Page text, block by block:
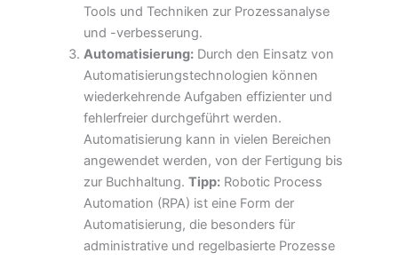
Tools und Techniken zur Prozessanalyse
und -verbesserung.
Automatisierung:Durch den Einsatz von
Automatisierungstechnologien können
wiederkehrende Aufgaben effizienter und
fehlerfreier durchgeführt werden.
Automatisierung kann in vielen Bereichen
angewendet werden, von der Fertigung bis
zur Buchhaltung. Tipp:Robotic Process
Automation (RPA) ist eine Form der
Automatisierung, die besonders für
administrative und regelbasierte Prozesse